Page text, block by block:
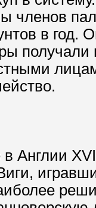
членов
в год.
получали
Англии